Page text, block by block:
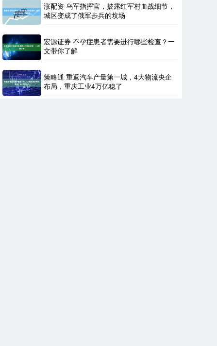
涨配资 乌军指挥官，披露红军村血战细节，
城区变成了俄军步兵的坟场
宏源证券 不孕症患者需要进行哪些检查？一
文带你了解
策略通 重返汽车产量第一城，4大物流央企
布局，重庆工业4万亿稳了